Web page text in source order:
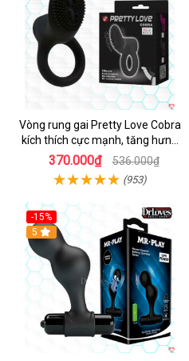
Vòng rung gai Pretty Love Cobra
kích thích cực mạnh, tăng hưng
phấn
370.000₫ 536.000₫
(953)
-15%
Hot
5